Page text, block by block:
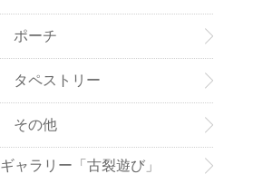
ポーチ
タペストリー
その他
ギャラリー「古裂遊び」